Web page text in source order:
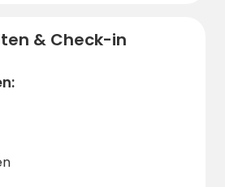
Schuhe, damit Sie
Zügen genießen können,
Ihren Badeanzug nicht:
wartet auf Sie!
& Check-in